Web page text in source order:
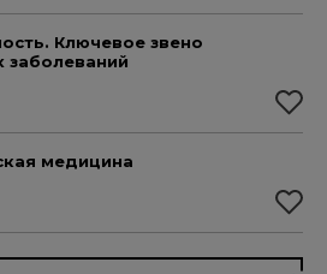
Ключевое звено
заболеваний
медицина